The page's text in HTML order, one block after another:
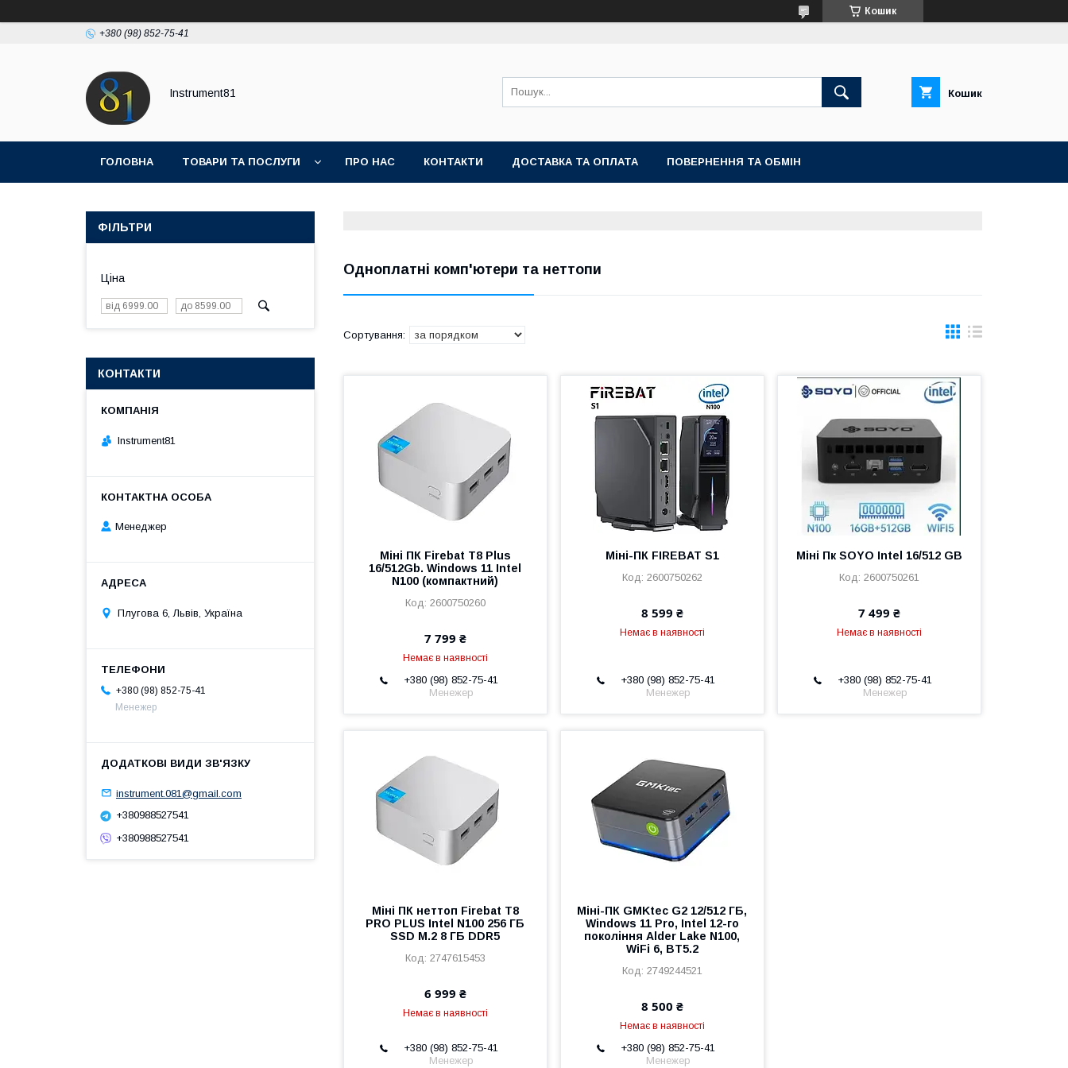
Кошик
+380 (98) 852-75-41
Instrument81 Кошик
ГОЛОВНА ТОВАРИ ТА ПОСЛУГИ ПРО НАС КОНТАКТИ ДОСТАВКА ТА ОПЛАТА ПОВЕРНЕННЯ ТА ОБМІН
Одноплатні комп'ютери та неттопи
Міні ПК Firebat T8 Plus
16/512Gb. Windows 11 Intel
N100 (компактний)
2600750260
7 799 ₴
Немає в наявності
+380 (98) 852-75-41
Менежер
Міні-ПК FIREBAT S1
2600750262
8 599 ₴
Немає в наявності
+380 (98) 852-75-41
Менежер
Міні Пк SOYO Intel 16/512 GB
2600750261
7 499 ₴
Немає в наявності
+380 (98) 852-75-41
Менежер
Міні ПК неттоп Firebat T8
PRO PLUS Intel N100 256 ГБ
SSD M.2 8 ГБ DDR5
2747615453
6 999 ₴
Немає в наявності
+380 (98) 852-75-41
Менежер
Міні-ПК GMKtec G2 12/512 ГБ,
Windows 11 Pro, Intel 12-го
покоління Alder Lake N100,
WiFi 6, BT5.2
2749244521
8 500 ₴
Немає в наявності
+380 (98) 852-75-41
Менежер
ФІЛЬТРИ
Ціна
КОНТАКТИ
Instrument81
Менеджер
Плугова 6, Львів, Україна
+380 (98) 852-75-41
Менежер
instrument.081@gmail.com
+380988527541
+380988527541